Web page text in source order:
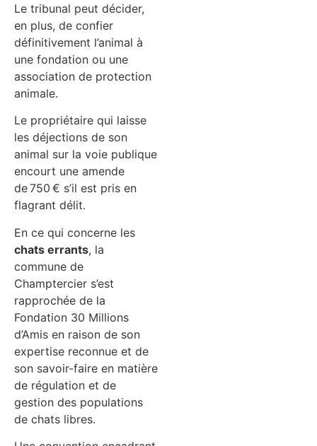
Le tribunal peut décider,
en plus, de confier
définitivement l’animal à
une fondation ou une
association de protection
animale.
Le propriétaire qui laisse
les déjections de son
animal sur la voie publique
encourt une amende
de 750 € s’il est pris en
flagrant délit.
En ce qui concerne les
chats errants, la
commune de
Champtercier s’est
rapprochée de la
Fondation 30 Millions
d’Amis en raison de son
expertise reconnue et de
son savoir-faire en matière
de régulation et de
gestion des populations
de chats libres.